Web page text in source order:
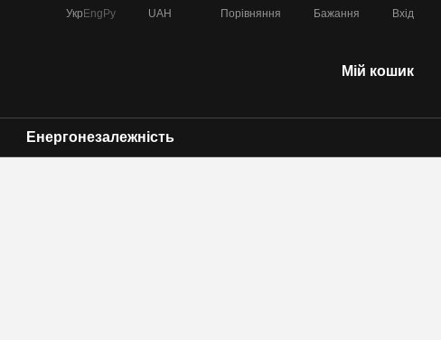
Укр Eng Ру UAH Порівняння Бажання Вхід
Мій кошик
Енергонезалежність